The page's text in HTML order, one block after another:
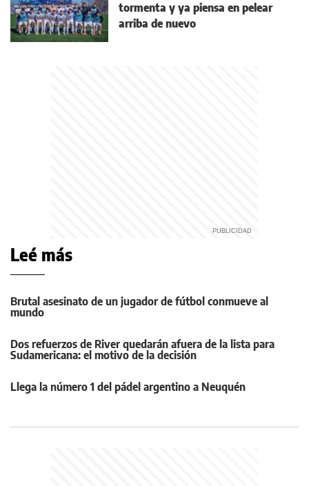
tormenta y ya piensa en pelear
arriba de nuevo
Leé más
Brutal asesinato de un jugador de fútbol conmueve al
mundo
Dos refuerzos de River quedarán afuera de la lista para
Sudamericana: el motivo de la decisión
Llega la número 1 del pádel argentino a Neuquén